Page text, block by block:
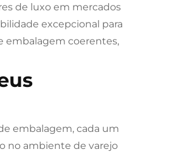
de luxo em mercados
excepcional para
embalagem coerentes,
embalagem, cada um
no ambiente de varejo